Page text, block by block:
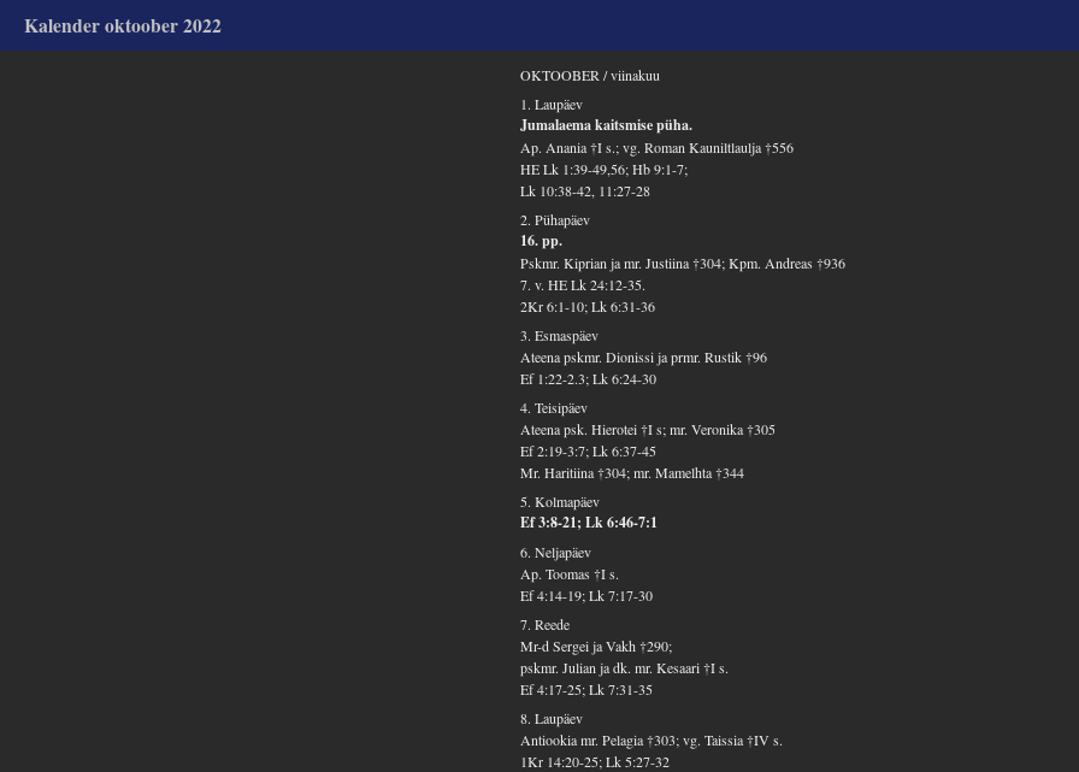
Kalender oktoober 2022
OKTOOBER / viinakuu
1. Laupäev
Jumalaema kaitsmise püha.
Ap. Anania †I s.; vg. Roman Kauniltlaulja †556
HE Lk 1:39-49,56; Hb 9:1-7;
Lk 10:38-42, 11:27-28
2. Pühapäev
16. pp.
Pskmr. Kiprian ja mr. Justiina †304; Kpm. Andreas †936
7. v. HE Lk 24:12-35.
2Kr 6:1-10; Lk 6:31-36
3. Esmaspäev
Ateena pskmr. Dionissi ja prmr. Rustik †96
Ef 1:22-2.3; Lk 6:24-30
4. Teisipäev
Ateena psk. Hierotei †I s; mr. Veronika †305
Ef 2:19-3:7; Lk 6:37-45
Mr. Haritiina †304; mr. Mamelhta †344
5. Kolmapäev
Ef 3:8-21; Lk 6:46-7:1
6. Neljapäev
Ap. Toomas †I s.
Ef 4:14-19; Lk 7:17-30
7. Reede
Mr-d Sergei ja Vakh †290;
pskmr. Julian ja dk. mr. Kesaari †I s.
Ef 4:17-25; Lk 7:31-35
8. Laupäev
Antiookia mr. Pelagia †303; vg. Taissia †IV s.
1Kr 14:20-25; Lk 5:27-32